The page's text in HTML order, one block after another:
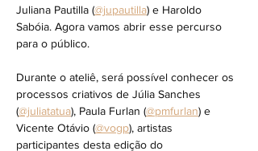
Juliana Pautilla (@jupautilla) e Haroldo
Sabóia. Agora vamos abrir esse percurso
para o público.
Durante o ateliê, será possível conhecer os
processos criativos de Júlia Sanches
(@juliatatua), Paula Furlan (@pmfurlan) e
Vicente Otávio (@vogp), artistas
participantes desta edição do